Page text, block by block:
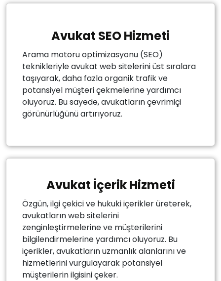
Avukat SEO Hizmeti
Arama motoru optimizasyonu (SEO)
teknikleriyle avukat web sitelerini üst sıralara
taşıyarak, daha fazla organik trafik ve
potansiyel müşteri çekmelerine yardımcı
oluyoruz. Bu sayede, avukatların çevrimiçi
görünürlüğünü artırıyoruz.
Avukat İçerik Hizmeti
Özgün, ilgi çekici ve hukuki içerikler üreterek,
avukatların web sitelerini
zenginleştirmelerine ve müşterilerini
bilgilendirmelerine yardımcı oluyoruz. Bu
içerikler, avukatların uzmanlık alanlarını ve
hizmetlerini vurgulayarak potansiyel
müşterilerin ilgisini çeker.